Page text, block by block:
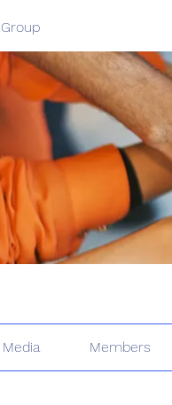
Group
Media Members